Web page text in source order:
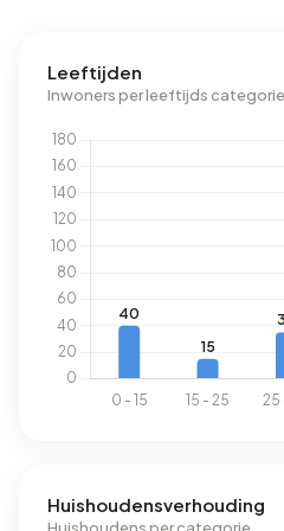
verbruikt een adres in
elektriciteit per jaar. Daarmee
landelijke gemiddelde van
ligt met 1.400 m³ per jaar 9%
gemiddelde van 1.280 m³.
Leeftijden
Inwoners per leeftijds categorie
Huishoudensverhouding